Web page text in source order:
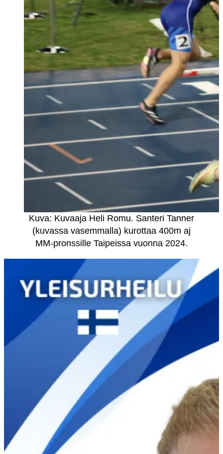
Kuva: Kuvaaja Heli Romu. Santeri Tanner
(kuvassa vasemmalla) kurottaa 400m aj
MM-pronssille Taipeissa vuonna 2024.